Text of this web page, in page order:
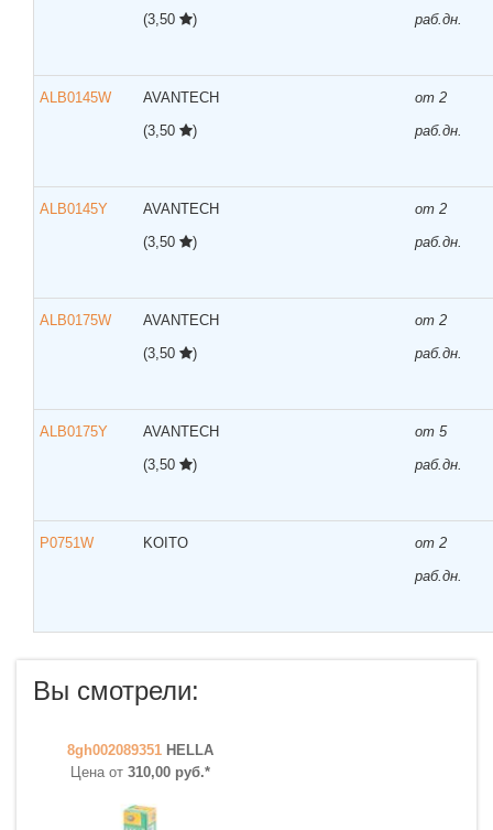
(3,50
)
раб.дн.
ALB0145W
AVANTECH
(3,50
)
от 2
раб.дн.
ALB0145Y
AVANTECH
(3,50
)
от 2
раб.дн.
ALB0175W
AVANTECH
(3,50
)
от 2
раб.дн.
ALB0175Y
AVANTECH
(3,50
)
от 5
раб.дн.
P0751W KOITO
от 2
раб.дн.
Вы смотрели:
8gh002089351 HELLA
Цена от 310,00 руб.*